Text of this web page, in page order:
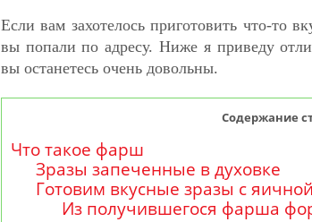
Если вам захотелось приготовить что-то
вы попали по адресу. Ниже я приведу
вы останетесь очень довольны.
Содержание
Что такое фарш
Зразы запеченные в духовке
Готовим вкусные зразы с
Из получившегося фарша